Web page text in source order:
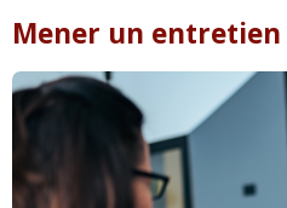
Mener un